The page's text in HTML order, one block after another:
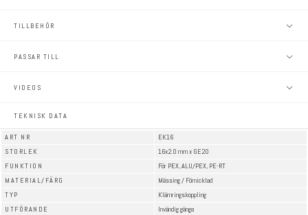
TILLBEHÖR
PASSAR TILL
VIDEOS
TEKNISK DATA
ART NR
EK16
STORLEK
16x2.0 mm x GE20
FUNKTION
För PEX, ALU/PEX, PE-RT
MATERIAL/FÄRG
Mässing / Förnicklad
TYP
Klämringskoppling
UTFÖRANDE
Invändig gänga